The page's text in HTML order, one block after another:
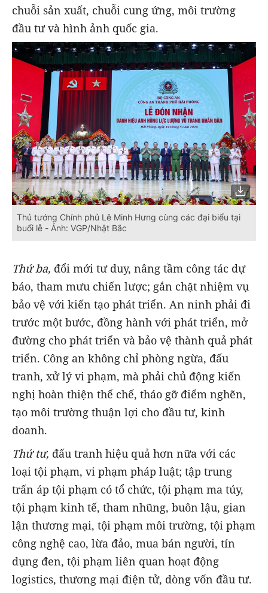
chuỗi sản xuất, chuỗi cung ứng, môi trường
đầu tư và hình ảnh quốc gia.
Thủ tướng Chính phủ Lê Minh Hưng cùng các đại biểu tại
buổi lễ - Ảnh: VGP/Nhật Bắc
Thứ ba, đổi mới tư duy, nâng tầm công tác dự
báo, tham mưu chiến lược; gắn chặt nhiệm vụ
bảo vệ với kiến tạo phát triển. An ninh phải đi
trước một bước, đồng hành với phát triển, mở
đường cho phát triển và bảo vệ thành quả phát
triển. Công an không chỉ phòng ngừa, đấu
tranh, xử lý vi phạm, mà phải chủ động kiến
nghị hoàn thiện thể chế, tháo gỡ điểm nghẽn,
tạo môi trường thuận lợi cho đầu tư, kinh
doanh.
Thứ tư, đấu tranh hiệu quả hơn nữa với các
loại tội phạm, vi phạm pháp luật; tập trung
trấn áp tội phạm có tổ chức, tội phạm ma túy,
tội phạm kinh tế, tham nhũng, buôn lậu, gian
lận thương mại, tội phạm môi trường, tội phạm
công nghệ cao, lừa đảo, mua bán người, tín
dụng đen, tội phạm liên quan hoạt động
logistics, thương mại điện tử, dòng vốn đầu tư.